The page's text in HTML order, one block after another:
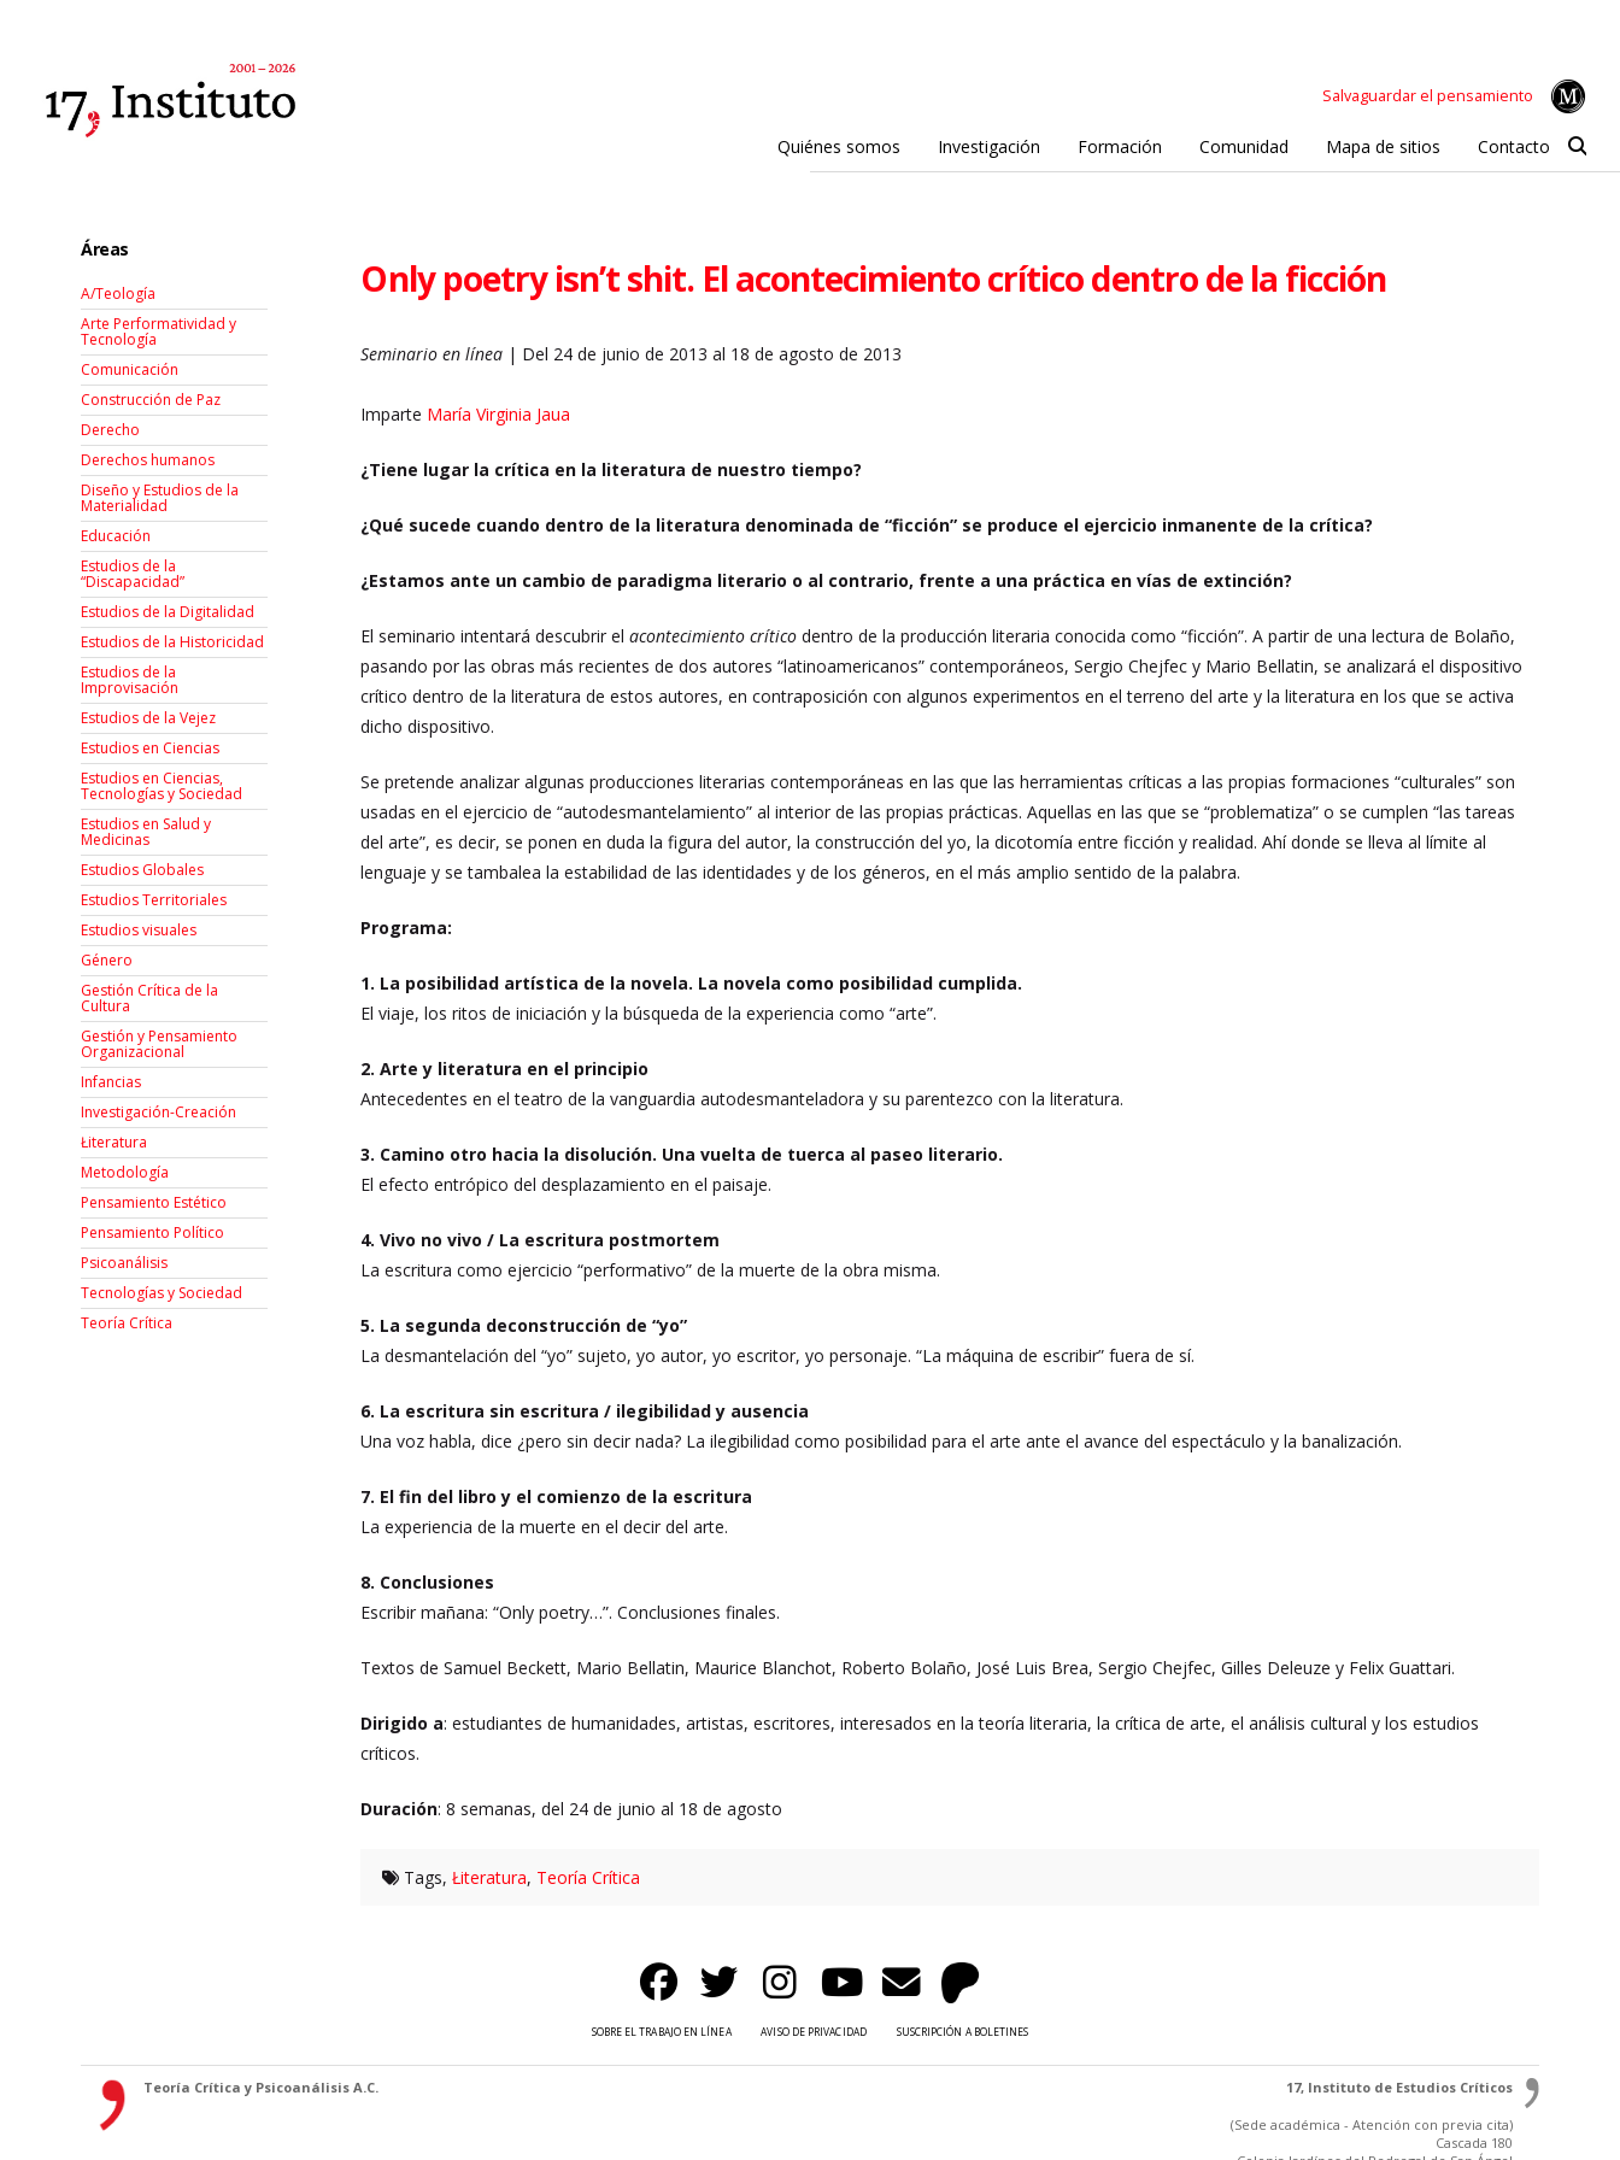
Salvaguardar el pensamiento
Quiénes somos Investigación Formación Comunidad Mapa de sitios Contacto
Only poetry isn’t shit. El acontecimiento crítico dentro de la ficción
Seminario en línea | Del 24 de junio de 2013 al 18 de agosto de 2013
Imparte María Virginia Jaua
¿Tiene lugar la crítica en la literatura de nuestro tiempo?
¿Qué sucede cuando dentro de la literatura denominada de “ficción” se produce el ejercicio inmanente de la crítica?
¿Estamos ante un cambio de paradigma literario o al contrario, frente a una práctica en vías de extinción?
El seminario intentará descubrir elacontecimiento crítico dentro de la producción literaria conocida como “ficción”. A partir de una lectura de Bolaño,
pasando por las obras más recientes de dos autores “latinoamericanos” contemporáneos, Sergio Chejfec y Mario Bellatin, se analizará el dispositivo
crítico dentro de la literatura de estos autores, en contraposición con algunos experimentos en el terreno del arte y la literatura en los que se activa
dicho dispositivo.
Se pretende analizar algunas producciones literarias contemporáneas en las que las herramientas críticas a las propias formaciones “culturales” son
usadas en el ejercicio de “autodesmantelamiento” al interior de las propias prácticas. Aquellas en las que se “problematiza” o se cumplen “las tareas
del arte”, es decir, se ponen en duda la figura del autor, la construcción del yo, la dicotomía entre ficción y realidad. Ahí donde se lleva al límite al
lenguaje y se tambalea la estabilidad de las identidades y de los géneros, en el más amplio sentido de la palabra.
Programa:
1. La posibilidad artística de la novela. La novela como posibilidad cumplida.
El viaje, los ritos de iniciación y la búsqueda de la experiencia como “arte”.
2. Arte y literatura en el principio
Antecedentes en el teatro de la vanguardia autodesmanteladora y su parentezco con la literatura.
3. Camino otro hacia la disolución. Una vuelta de tuerca al paseo literario.
El efecto entrópico del desplazamiento en el paisaje.
4. Vivo no vivo / La escritura postmortem
La escritura como ejercicio “performativo” de la muerte de la obra misma.
5. La segunda deconstrucción de “yo”
La desmantelación del “yo” sujeto, yo autor, yo escritor, yo personaje. “La máquina de escribir” fuera de sí.
6. La escritura sin escritura / ilegibilidad y ausencia
Una voz habla, dice ¿pero sin decir nada? La ilegibilidad como posibilidad para el arte ante el avance del espectáculo y la banalización.
7. El fin del libro y el comienzo de la escritura
La experiencia de la muerte en el decir del arte.
8. Conclusiones
Escribir mañana: “Only poetry…”. Conclusiones finales.
Textos de Samuel Beckett, Mario Bellatin, Maurice Blanchot, Roberto Bolaño, José Luis Brea, Sergio Chejfec, Gilles Deleuze y Felix Guattari.
Dirigido a: estudiantes de humanidades, artistas, escritores, interesados en la teoría literaria, la crítica de arte, el análisis cultural y los estudios
críticos.
Duración: 8 semanas, del 24 de junio al 18 de agosto
Tags,Łiteratura, Teoría Crítica
Áreas
A/Teología
Arte Performatividad y
Tecnología
Comunicación
Construcción de Paz
Derecho
Derechos humanos
Diseño y Estudios de la
Materialidad
Educación
Estudios de la
“Discapacidad”
Estudios de la Digitalidad
Estudios de la Historicidad
Estudios de la
Improvisación
Estudios de la Vejez
Estudios en Ciencias
Estudios en Ciencias,
Tecnologías y Sociedad
Estudios en Salud y
Medicinas
Estudios Globales
Estudios Territoriales
Estudios visuales
Género
Gestión Crítica de la
Cultura
Gestión y Pensamiento
Organizacional
Infancias
Investigación-Creación
Łiteratura
Metodología
Pensamiento Estético
Pensamiento Político
Psicoanálisis
Tecnologías y Sociedad
Teoría Crítica
SOBRE EL TRABAJO EN LÍNEA AVISO DE PRIVACIDAD SUSCRIPCIÓN A BOLETINES
Teoría Crítica y Psicoanálisis A.C. 17, Instituto de Estudios Críticos
(Sede académica - Atención con previa cita)
Cascada 180